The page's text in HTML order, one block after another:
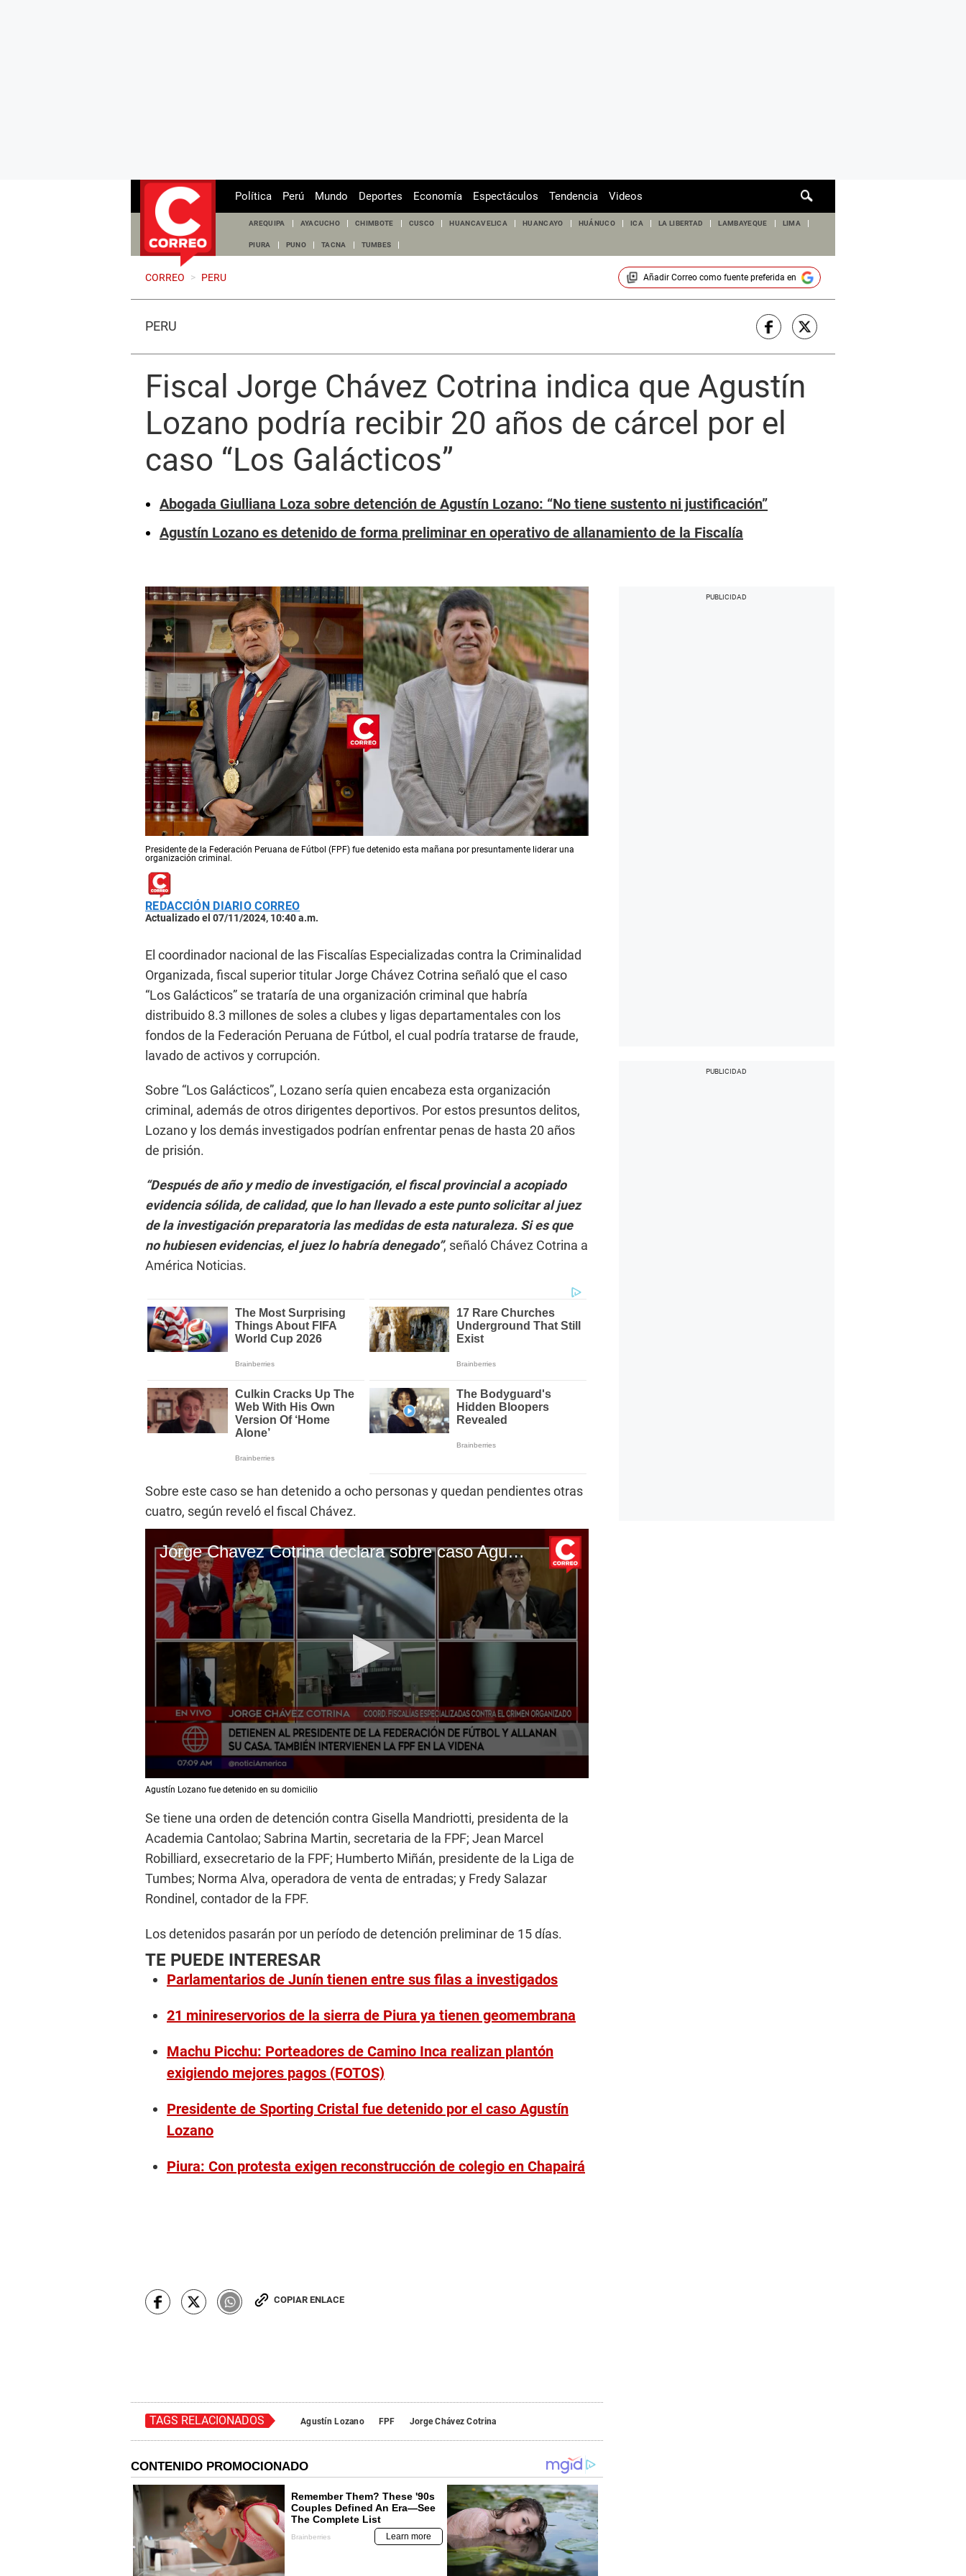
de
Política Perú Mundo Deportes Economía Espectáculos Tendencia Videos
AREQUIPA AYACUCHO CHIMBOTE CUSCO HUANCAVELICA HUANCAYO HUÁNUCO ICA LA LIBERTAD LAMBAYEQUE LIMA
PIURA PUNO TACNA TUMBES
CORREO > PERU Añadir Correocomo fuente preferida en
PERÚ
Fiscal Jorge Chávez Cotrina indica que Agustín
Lozano podría recibir 20 años de cárcel por el
caso “Los Galácticos”
Abogada Giulliana Loza sobre detención de Agustín Lozano: “No tiene sustento ni justificación”
Agustín Lozano es detenido de forma preliminar en operativo de allanamiento de la Fiscalía
Presidente de la Federación Peruana de Fútbol (FPF) fue detenido esta mañana por presuntamente liderar una
organización criminal.
REDACCIÓN DIARIO CORREO
Actualizado el 07/11/2024, 10:40 a.m.
El coordinador nacional de las Fiscalías Especializadas contra la Criminalidad
Organizada, fiscal superior titular Jorge Chávez Cotrina señaló que el caso
“Los Galácticos” se trataría de una organización criminal que habría
distribuido 8.3 millones de soles a clubes y ligas departamentales con los
fondos de la Federación Peruana de Fútbol, el cual podría tratarse de fraude,
lavado de activos y corrupción.
Sobre “Los Galácticos”, Lozano sería quien encabeza esta organización
criminal, además de otros dirigentes deportivos. Por estos presuntos delitos,
Lozano y los demás investigados podrían enfrentar penas de hasta 20 años
de prisión.
“Después de año y medio de investigación, el fiscal provincial a acopiado
evidencia sólida, de calidad, que lo han llevado a este punto solicitar al juez
de la investigación preparatoria las medidas de esta naturaleza. Si es que
no hubiesen evidencias, el juez lo habría denegado”, señaló Chávez Cotrina a
América Noticias.
Sobre este caso se han detenido a ocho personas y quedan pendientes otras
cuatro, según reveló el fiscal Chávez.
Jorge Chavez Cotrina declara sobre caso Agustín Lozano
s
c
n
d
s
o
6
n
t
e
Agustín Lozano fue detenido en su domicilio
Se tiene una orden de detención contra Gisella Mandriotti, presidenta de la
Academia Cantolao; Sabrina Martin, secretaria de la FPF; Jean Marcel
Robilliard, exsecretario de la FPF; Humberto Miñán, presidente de la Liga de
Tumbes; Norma Alva, operadora de venta de entradas; y Fredy Salazar
Rondinel, contador de la FPF.
Los detenidos pasarán por un período de detención preliminar de 15 días.
TE PUEDE INTERESAR
Parlamentarios de Junín tienen entre sus filas a investigados
21 minireservorios de la sierra de Piura ya tienen geomembrana
Machu Picchu: Porteadores de Camino Inca realizan plantón
exigiendo mejores pagos (FOTOS)
Presidente de Sporting Cristal fue detenido por el caso Agustín
Lozano
Piura: Con protesta exigen reconstrucción de colegio en Chapairá
COPIAR ENLACE
TAGS RELACIONADOS Agustín Lozano FPF Jorge Chávez Cotrina